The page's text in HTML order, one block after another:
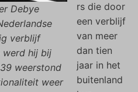
Debye
verblijf
werd hij bij
weerstond
weer
rs die door
een verblijf
van meer
dan tien
jaar in het
buitenland